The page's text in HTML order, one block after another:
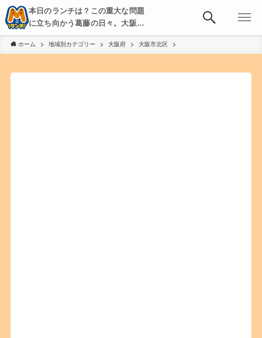
本日のランチは？この重大な問題
に立ち向かう葛藤の日々。大阪・
京都・神戸を中心とした食べ歩
き、飲み歩きを綴る。
ホーム 地域別カテゴリー 大阪府 大阪市北区